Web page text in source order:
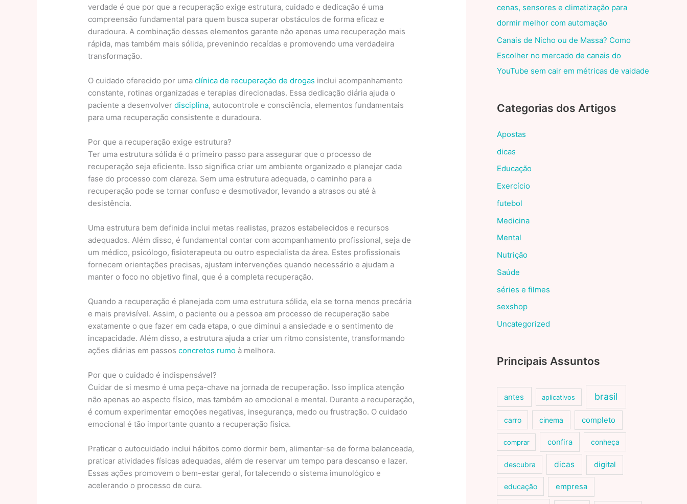
verdade é que por que a recuperação exige estrutura, cuidado e dedicação é uma
compreensão fundamental para quem busca superar obstáculos de forma eficaz e
duradoura. A combinação desses elementos garante não apenas uma recuperação mais
rápida, mas também mais sólida, prevenindo recaídas e promovendo uma verdadeira
transformação.
O cuidado oferecido por umaclínica de recuperação de drogas inclui acompanhamento
constante, rotinas organizadas e terapias direcionadas. Essa dedicação diária ajuda o
paciente a desenvolverdisciplina, autocontrole e consciência, elementos fundamentais
para uma recuperação consistente e duradoura.
Por que a recuperação exige estrutura?
Ter uma estrutura sólida é o primeiro passo para assegurar que o processo de
recuperação seja eficiente. Isso significa criar um ambiente organizado e planejar cada
fase do processo com clareza. Sem uma estrutura adequada, o caminho para a
recuperação pode se tornar confuso e desmotivador, levando a atrasos ou até à
desistência.
Uma estrutura bem definida inclui metas realistas, prazos estabelecidos e recursos
adequados. Além disso, é fundamental contar com acompanhamento profissional, seja de
um médico, psicólogo, fisioterapeuta ou outro especialista da área. Estes profissionais
fornecem orientações precisas, ajustam intervenções quando necessário e ajudam a
manter o foco no objetivo final, que é a completa recuperação.
Quando a recuperação é planejada com uma estrutura sólida, ela se torna menos precária
e mais previsível. Assim, o paciente ou a pessoa em processo de recuperação sabe
exatamente o que fazer em cada etapa, o que diminui a ansiedade e o sentimento de
incapacidade. Além disso, a estrutura ajuda a criar um ritmo consistente, transformando
ações diárias em passosconcretos rumo à melhora.
Por que o cuidado é indispensável?
Cuidar de si mesmo é uma peça-chave na jornada de recuperação. Isso implica atenção
não apenas ao aspecto físico, mas também ao emocional e mental. Durante a recuperação,
é comum experimentar emoções negativas, insegurança, medo ou frustração. O cuidado
emocional é tão importante quanto a recuperação física.
Praticar o autocuidado inclui hábitos como dormir bem, alimentar-se de forma balanceada,
praticar atividades físicas adequadas, além de reservar um tempo para descanso e lazer.
Essas ações promovem o bem-estar geral, fortalecendo o sistema imunológico e
acelerando o processo de cura.
cenas, sensores e climatização para
dormir melhor com automação
Canais de Nicho ou de Massa? Como
Escolher no mercado de canais do
YouTube sem cair em métricas de vaidade
Categorias dos Artigos
Apostas
dicas
Educação
Exercício
futebol
Medicina
Mental
Nutrição
Saúde
séries e filmes
sexshop
Uncategorized
Principais Assuntos
antes aplicativos brasil
carro cinema completo
comprar confira conheça
descubra dicas digital
educação empresa